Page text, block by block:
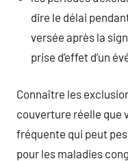
dire le délai
versée après la
prise d’effet d’un
Connaître les
couverture réelle que
fréquente qui peut
pour les maladies